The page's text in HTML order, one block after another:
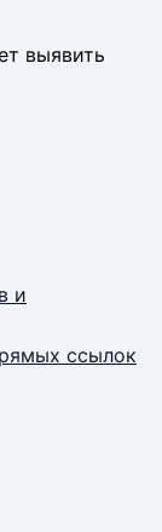
выявить
и
ссылок